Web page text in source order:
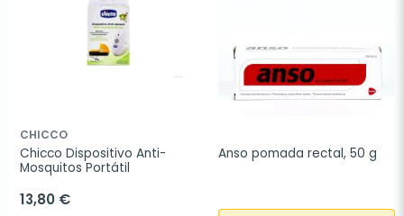
CHICCO
Chicco Dispositivo Anti-
Mosquitos Portátil
13,80 €
Anso pomada rectal, 50 g